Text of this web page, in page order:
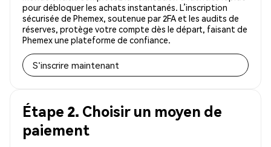
pour débloquer les achats instantanés. L’inscription
sécurisée de Phemex, soutenue par 2FA et les audits de
réserves, protège votre compte dès le départ, faisant de
Phemex une plateforme de confiance.
S'inscrire maintenant
Étape 2. Choisir un moyen de
paiement